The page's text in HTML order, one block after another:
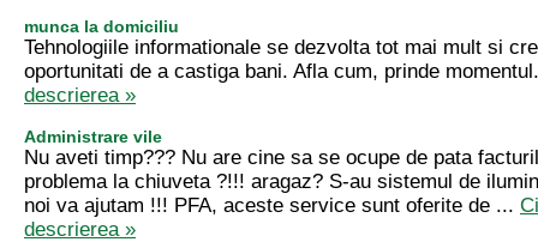
munca la domiciliu
Tehnologiile informationale se dezvolta tot mai mult si
oportunitati de a castiga bani. Afla cum, prinde
descrierea »
Administrare vile
Nu aveti timp??? Nu are cine sa se ocupe de pata
problema la chiuveta ?!!! aragaz? S-au sistemul de
noi va ajutam !!! PFA, aceste service sunt oferite de ...
descrierea »